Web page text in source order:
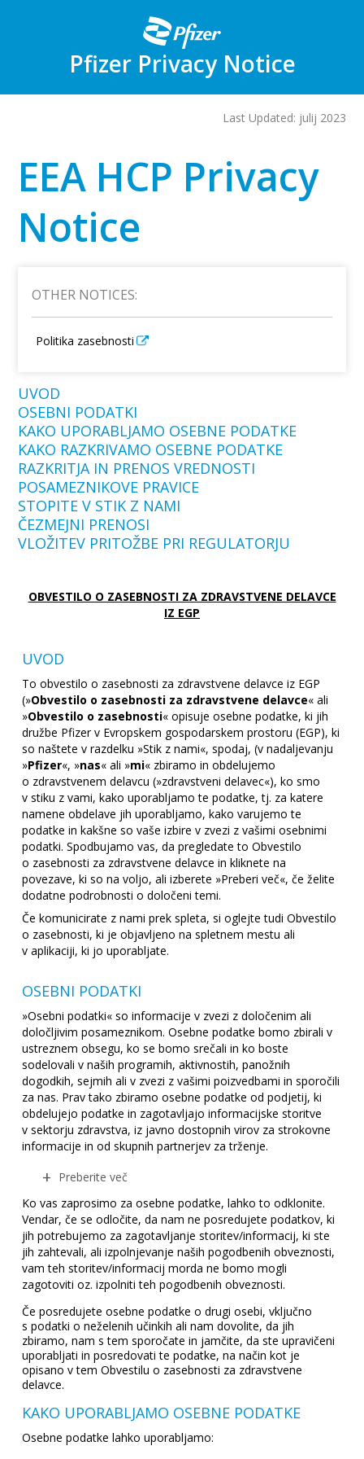
Pfizer Privacy Notice
Last Updated: julij 2023
EEA HCP Privacy
Notice
OTHER NOTICES:
Politika zasebnosti
UVOD
OSEBNI PODATKI
KAKO UPORABLJAMO OSEBNE PODATKE
KAKO RAZKRIVAMO OSEBNE PODATKE
RAZKRITJA IN PRENOS VREDNOSTI
POSAMEZNIKOVE PRAVICE
STOPITE V STIK Z NAMI
ČEZMEJNI PRENOSI
VLOŽITEV PRITOŽBE PRI REGULATORJU
OBVESTILO O ZASEBNOSTI ZA ZDRAVSTVENE DELAVCE
IZ EGP
UVOD
To obvestilo o zasebnosti za zdravstvene delavce iz EGP
(»Obvestilo o zasebnosti za zdravstvene delavce« ali
»Obvestilo o zasebnosti« opisuje osebne podatke, ki jih
družbe Pfizer v Evropskem gospodarskem prostoru (EGP), ki
so naštete v razdelku »Stik z nami«, spodaj, (v nadaljevanju
»Pfizer«, »nas« ali »mi« zbiramo in obdelujemo
o zdravstvenem delavcu (»zdravstveni delavec«), ko smo
v stiku z vami, kako uporabljamo te podatke, tj. za katere
namene obdelave jih uporabljamo, kako varujemo te
podatke in kakšne so vaše izbire v zvezi z vašimi osebnimi
podatki. Spodbujamo vas, da pregledate to Obvestilo
o zasebnosti za zdravstvene delavce in kliknete na
povezave, ki so na voljo, ali izberete »Preberi več«, če želite
dodatne podrobnosti o določeni temi.
Če komunicirate z nami prek spleta, si oglejte tudi Obvestilo
o zasebnosti, ki je objavljeno na spletnem mestu ali
v aplikaciji, ki jo uporabljate.
OSEBNI PODATKI
»Osebni podatki« so informacije v zvezi z določenim ali
določljivim posameznikom. Osebne podatke bomo zbirali v
ustreznem obsegu, ko se bomo srečali in ko boste
sodelovali v naših programih, aktivnostih, panožnih
dogodkih, sejmih ali v zvezi z vašimi poizvedbami in sporočili
za nas. Prav tako zbiramo osebne podatke od podjetij, ki
obdelujejo podatke in zagotavljajo informacijske storitve
v sektorju zdravstva, iz javno dostopnih virov za strokovne
informacije in od skupnih partnerjev za trženje.
Preberite več
Ko vas zaprosimo za osebne podatke, lahko to odklonite.
Vendar, če se odločite, da nam ne posredujete podatkov, ki
jih potrebujemo za zagotavljanje storitev/informacij, ki ste
jih zahtevali, ali izpolnjevanje naših pogodbenih obveznosti,
vam teh storitev/informacij morda ne bomo mogli
zagotoviti oz. izpolniti teh pogodbenih obveznosti.
Če posredujete osebne podatke o drugi osebi, vključno
s podatki o neželenih učinkih ali nam dovolite, da jih
zbiramo, nam s tem sporočate in jamčite, da ste upravičeni
uporabljati in posredovati te podatke, na način kot je
opisano v tem Obvestilu o zasebnosti za zdravstvene
delavce.
KAKO UPORABLJAMO OSEBNE PODATKE
Osebne podatke lahko uporabljamo: